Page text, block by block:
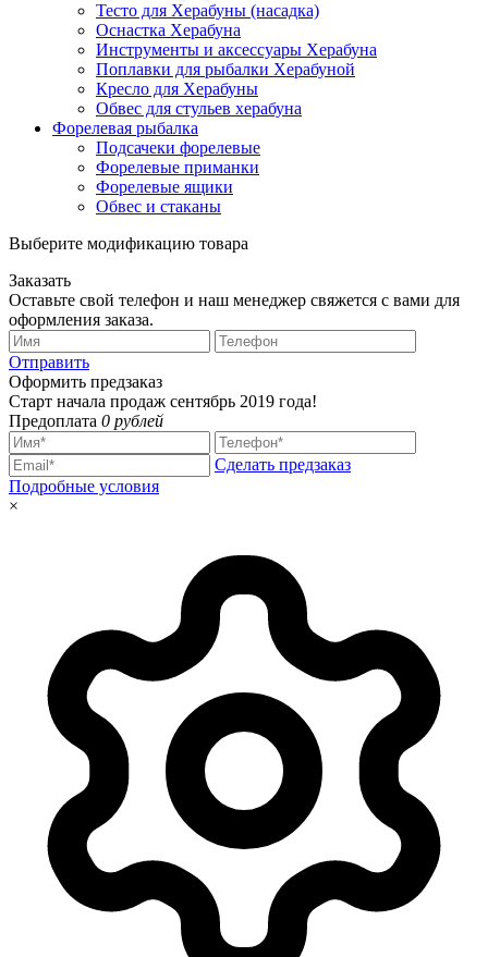
Тесто для Херабуны (насадка)
Оснастка Херабуна
Инструменты и аксессуары Херабуна
Поплавки для рыбалки Херабуной
Кресло для Херабуны
Обвес для стульев херабуна
Форелевая рыбалка
Подсачеки форелевые
Форелевые приманки
Форелевые ящики
Обвес и стаканы
Выберите модификацию товара
Заказать
Оставьте свой телефон и наш менеджер свяжется с вами для
оформления заказа.
Отправить
Оформить предзаказ
Старт начала продаж сентябрь 2019 года!
Предоплата 0 рублей
Сделать предзаказ
Подробные условия
×